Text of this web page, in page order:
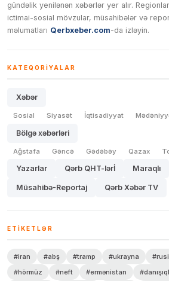
gündəlik yenilənən xəbərlər yer alır.
ictimai-sosial mövzular, müsahibələr və
məlumatları Qerbxeber.com-da izləyin.
KATEQORIYALAR
Xəbər
Sosial Siyasət İqtisadiyyat
Bölgə xəbərləri
Ağstafa Gəncə Gədəbəy Qazax
Yazarlar Qərb QHT-lərİ Maraqlı
Müsahibə-Reportaj Qərb Xəbər TV
ETIKETLƏR
#iran #abş #tramp #ukrayna
#hörmüz
#neft #ermənistan